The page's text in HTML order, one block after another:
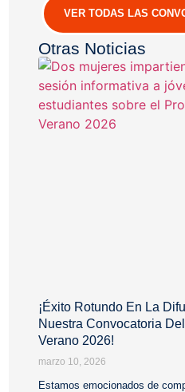
VER TODAS LAS
Otras Noticias
¡Éxito Rotundo En La
Nuestra Convocatoria
Verano 2026!
marzo 10, 2026
Estamos emocionados de